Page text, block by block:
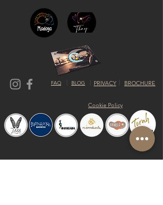
FAQ BLOG PRIVACY BROCHURE
Cookie Policy